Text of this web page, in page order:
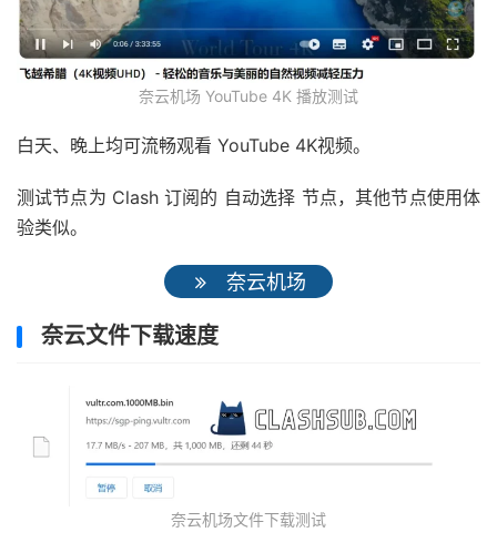
奈云机场 YouTube 4K 播放测试
白天、晚上均可流畅观看 YouTube 4K视频。
测试节点为 Clash 订阅的 自动选择 节点，其他节点使用体
验类似。
奈云机场
奈云文件下载速度
奈云机场文件下载测试